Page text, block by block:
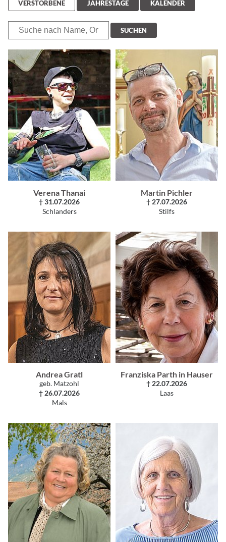
VERSTORBENE JAHRESTAGE KALENDER
SUCHEN
Verena Thanai
† 31.07.2026
Schlanders
Martin Pichler
† 27.07.2026
Stilfs
Andrea Gratl
geb. Matzohl
† 26.07.2026
Mals
Franziska Parth in Hauser
† 22.07.2026
Laas